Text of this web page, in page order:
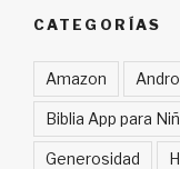
CATEGORÍAS
Amazon
Biblia App para
Generosidad